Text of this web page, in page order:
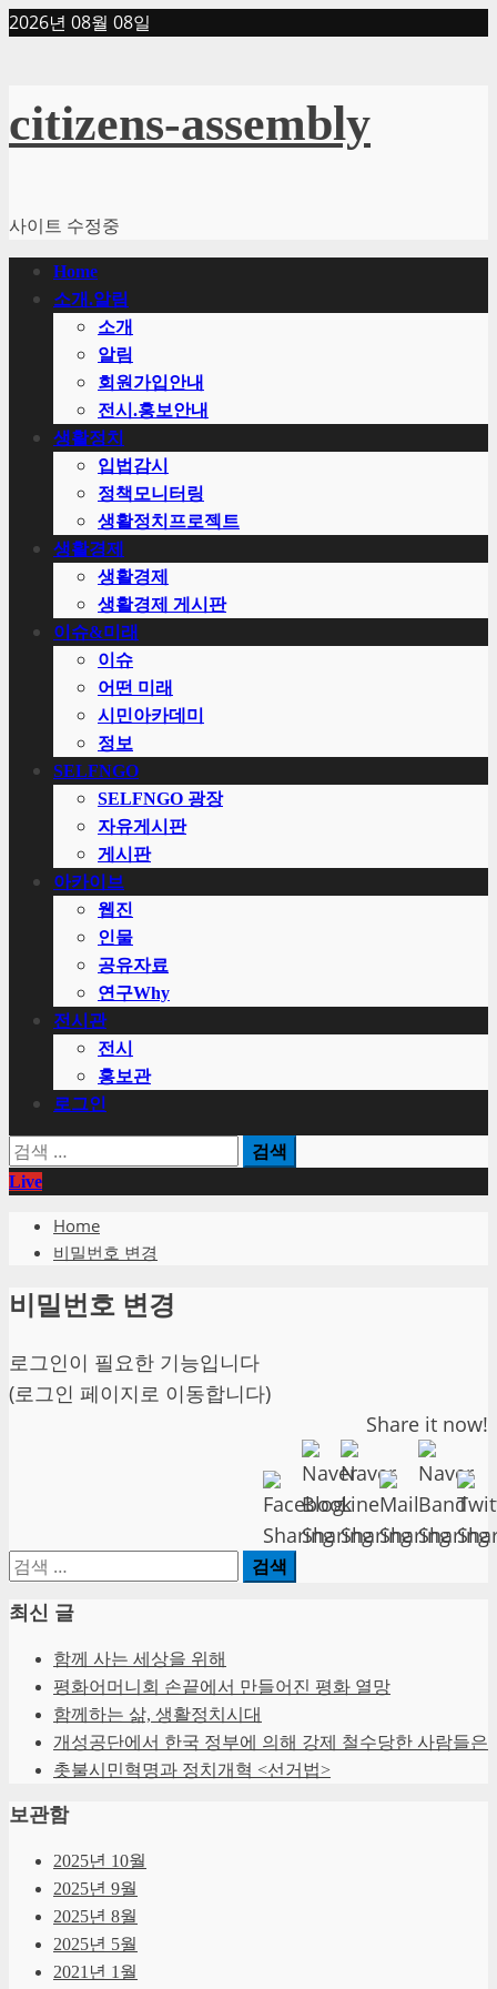
Skip
2026년 08월 08일
citizens-assembly
사이트 수정중
Primary
Menu
Home
소개.알림
소개
알림
회원가입안내
전시.홍보안내
생활정치
입법감시
정책모니터링
생활정치프로젝트
생활경제
생활경제
생활경제 게시판
이슈&미래
이슈
어떤 미래
시민아카데미
정보
SELFNGO
SELFNGO 광장
자유게시판
게시판
아카이브
웹진
인물
공유자료
연구Why
전시관
전시
홍보관
로그인
검
색:
Live
Home
비밀번호 변경
비밀번호 변경
로그인이 필요한 기능입니다
(로그인 페이지로 이동합니다)
Share it now!
검
최신 글
함께 사는 세상을 위해
평화어머니회 손끝에서 만들어진 평화 열망
함께하는 삶, 생활정치시대
개성공단에서 한국 정부에 의해 강제 철수당한 사람들은
촛불시민혁명과 정치개혁 <선거법>
보관함
2025년 10월
2025년 9월
2025년 8월
2025년 5월
2021년 1월